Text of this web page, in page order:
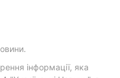
інформації, яка